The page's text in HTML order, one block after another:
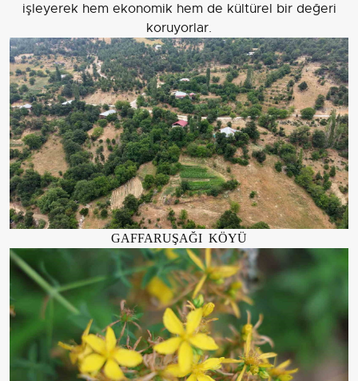
işleyerek hem ekonomik hem de kültürel bir değeri
koruyorlar.
GAFFARUŞAĞI KÖYÜ